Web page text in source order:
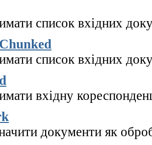
список вхідних
список вхідних
вхідну
документи як